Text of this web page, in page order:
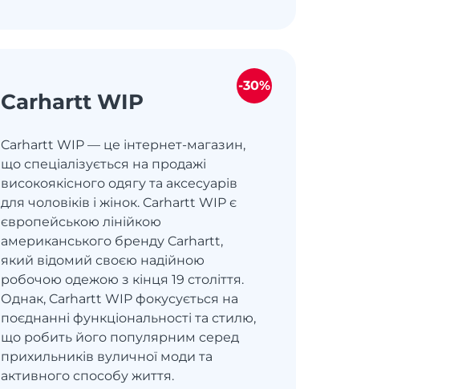
Carhartt WIP
Carhartt WIP — це інтернет-магазин,
що спеціалізується на продажі
високоякісного одягу та аксесуарів
для чоловіків і жінок. Carhartt WIP є
європейською лінійкою
американського бренду Carhartt,
який відомий своєю надійною
робочою одежою з кінця 19 століття.
Однак, Carhartt WIP фокусується на
поєднанні функціональності та стилю,
що робить його популярним серед
прихильників вуличної моди та
активного способу життя.
-30%